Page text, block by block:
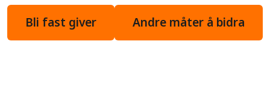
Bli fast giver Andre måter å bidra